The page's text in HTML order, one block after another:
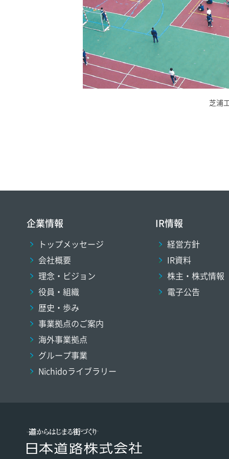
芝浦
企業情報
トップメッセージ
会社概要
理念・ビジョン
役員・組織
歴史・歩み
事業拠点のご案内
海外事業拠点
グループ事業
Nichidoライブラリー
IR情報
経営方針
IR資料
株主・株式情報
電子公告